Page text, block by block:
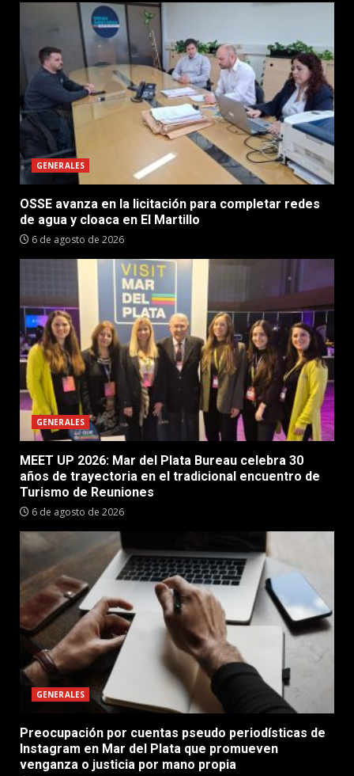
GENERALES
OSSE avanza en la licitación para completar redes
de agua y cloaca en El Martillo
6 de agosto de 2026
GENERALES
MEET UP 2026: Mar del Plata Bureau celebra 30
años de trayectoria en el tradicional encuentro de
Turismo de Reuniones
6 de agosto de 2026
GENERALES
Preocupación por cuentas pseudo periodísticas de
Instagram en Mar del Plata que promueven
venganza o justicia por mano propia